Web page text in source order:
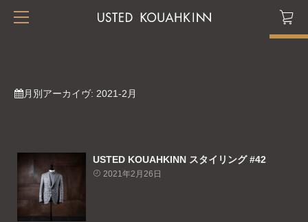
月別アーカイヴ: 2021-2月
USTED KOUAHKINN スタイリング #42
2021年2月26日